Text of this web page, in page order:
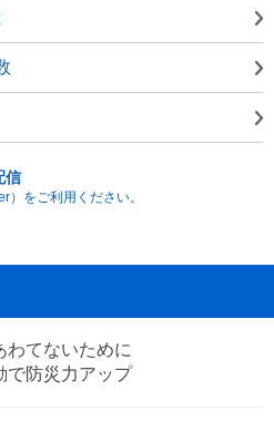
信
）をご利用ください。
わてないために
で防災力アップ